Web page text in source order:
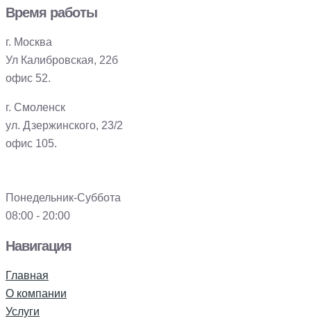
Время работы
г. Москва
Ул Калибровская, 22б
офис 52.
г. Смоленск
ул. Дзержинского, 23/2
офис 105.
Понедельник-Суббота
08:00 - 20:00
Навигация
Главная
О компании
Услуги